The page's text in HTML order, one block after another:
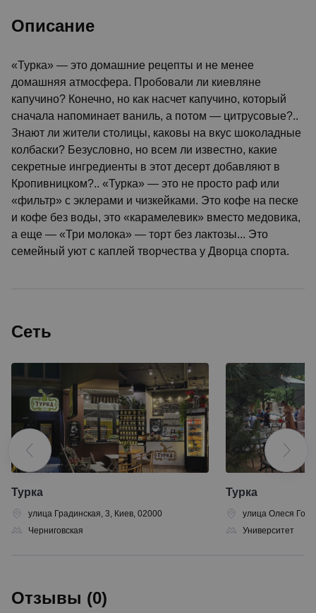
Описание
«Турка» — это домашние рецепты и не менее
домашняя атмосфера. Пробовали ли киевляне
капучино? Конечно, но как насчет капучино, который
сначала напоминает ваниль, а потом — цитрусовые?..
Знают ли жители столицы, каковы на вкус шоколадные
колбаски? Безусловно, но всем ли известно, какие
секретные ингредиенты в этот десерт добавляют в
Кропивницком?.. «Турка» — это не просто раф или
«фильтр» с эклерами и чизкейками. Это кофе на песке
и кофе без воды, это «карамелевик» вместо медовика,
а еще — «Три молока» — торт без лактозы... Это
семейный уют с каплей творчества у Дворца спорта.
Сеть
Турка
улица Градинская, 3, Киев, 02000
Черниговская
Турка
улица Олеся
Университет
Отзывы (0)